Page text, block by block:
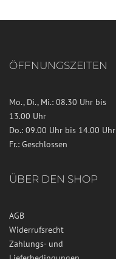
ÖFFNUNGSZEITEN
Mo., Di., Mi.: 08.30 Uhr bis
13.00 Uhr
Do.: 09.00 Uhr bis 14.00 Uhr
Fr.: Geschlossen
ÜBER DEN SHOP
AGB
Widerrufsrecht
Zahlungs- und